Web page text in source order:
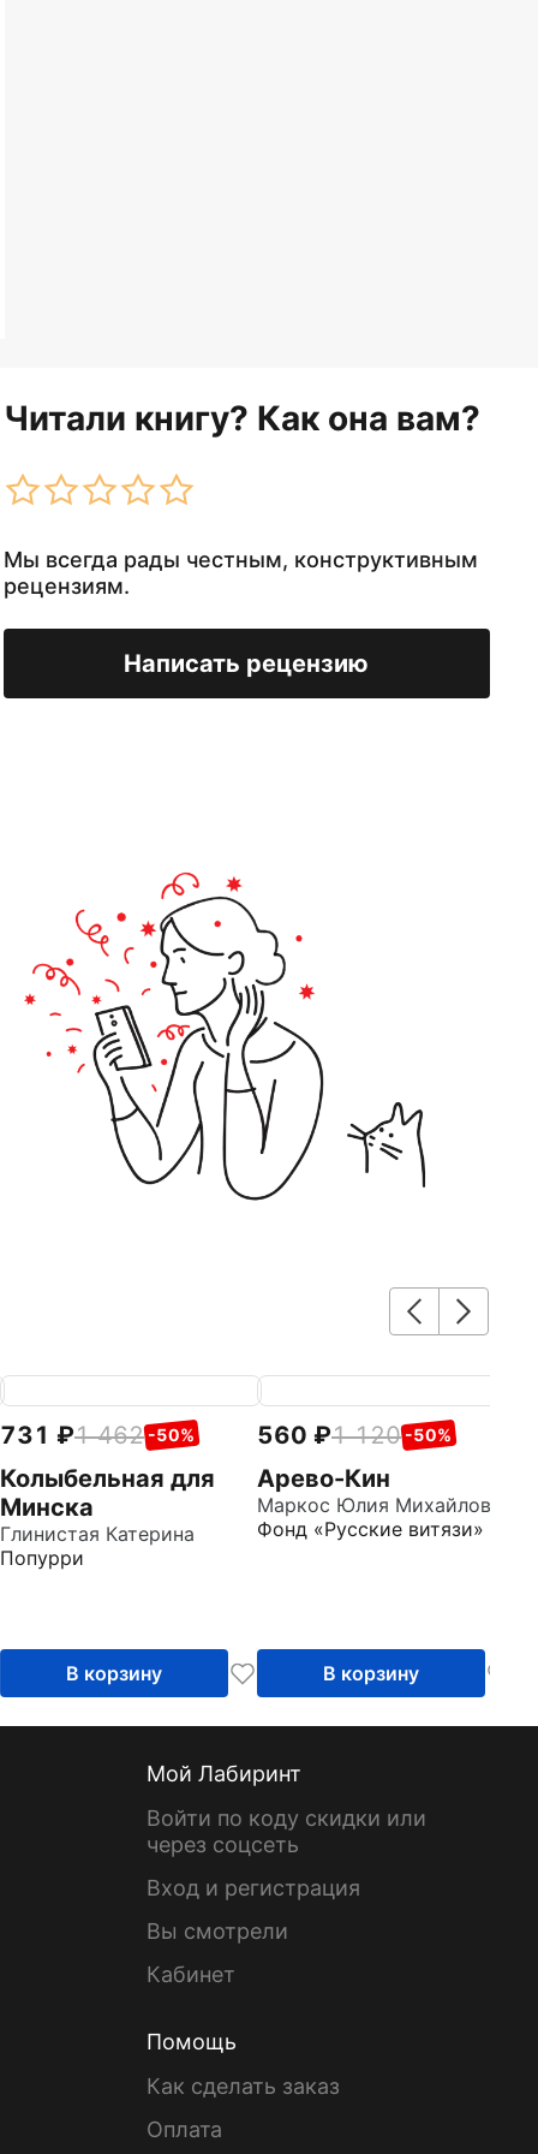
Читали книгу? Как она вам?
Мы всегда рады честным, конструктивным
рецензиям.
Написать рецензию
731 1 462 -50%
Колыбельная для
Минска
Глинистая Катерина
Попурри
В корзину
560 1 120 -50%
Арево-Кин
Маркос Юлия Михайловна
Фонд «Русские витязи»
В корзину
Мой Лабиринт
Войти по коду скидки или
через соцсеть
Вход и регистрация
Вы смотрели
Кабинет
Помощь
Как сделать заказ
Оплата